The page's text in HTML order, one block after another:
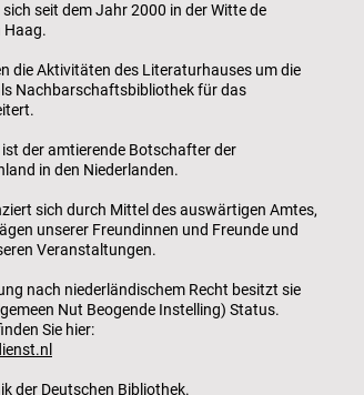
seit dem Jahr 2000 in der Witte de
Haag.
die Aktivitäten des Literaturhauses um die
Nachbarschaftsbibliothek für das
der amtierende Botschafter der
in den Niederlanden.
sich durch Mittel des auswärtigen Amtes,
unserer Freundinnen und Freunde und
Veranstaltungen.
nach niederländischem Recht besitzt sie
Nut Beogende Instelling) Status.
Sie hier:
der Deutschen Bibliothek.